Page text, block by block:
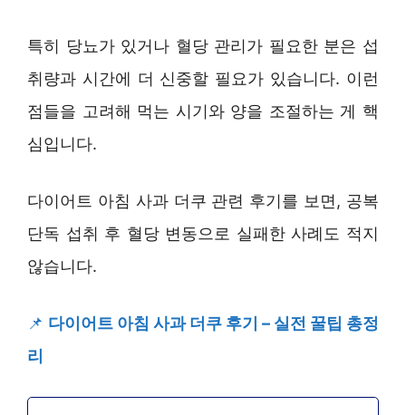
특히 당뇨가 있거나 혈당 관리가 필요한 분은 섭
취량과 시간에 더 신중할 필요가 있습니다. 이런
점들을 고려해 먹는 시기와 양을 조절하는 게 핵
심입니다.
다이어트 아침 사과 더쿠 관련 후기를 보면, 공복
단독 섭취 후 혈당 변동으로 실패한 사례도 적지
않습니다.
📌 다이어트 아침 사과 더쿠 후기 – 실전 꿀팁 총정
리